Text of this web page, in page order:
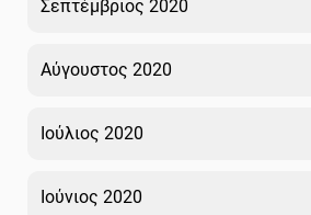
Σεπτέμβριος 2020
Αύγουστος 2020
Ιούλιος 2020
Ιούνιος 2020